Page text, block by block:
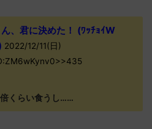
、君に決めた！ (ﾜｯﾁｮｲW
2022/12/11(日)
くらい食うし……